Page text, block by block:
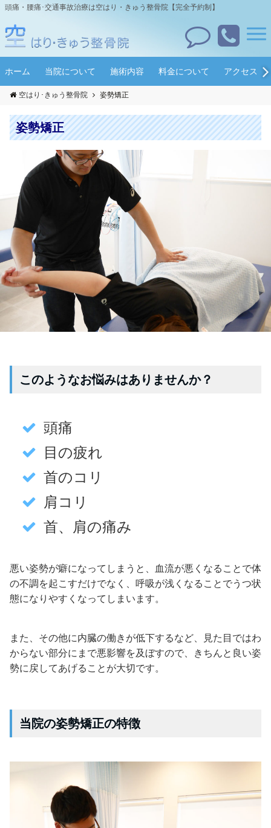
頭痛・腰痛･交通事故治療は空はり・きゅう整骨院【完全予約制】
ホーム 当院について 施術内容 料金について アクセス
空はり･きゅう整骨院 姿勢矯正
姿勢矯正
このようなお悩みはありませんか？
頭痛
目の疲れ
首のコリ
肩コリ
首、肩の痛み
悪い姿勢が癖になってしまうと、血流が悪くなることで体
の不調を起こすだけでなく、呼吸が浅くなることでうつ状
態になりやすくなってしまいます。
また、その他に内臓の働きが低下するなど、見た目ではわ
からない部分にまで悪影響を及ぼすので、きちんと良い姿
勢に戻してあげることが大切です。
当院の姿勢矯正の特徴